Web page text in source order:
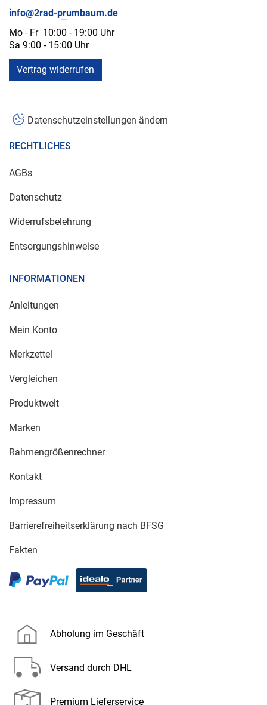
info@2rad-prumbaum.de
Mo - Fr 10:00 - 19:00 Uhr
Sa 9:00 - 15:00 Uhr
Vertrag widerrufen
Datenschutzeinstellungen ändern
RECHTLICHES
AGBs
Datenschutz
Widerrufsbelehrung
Entsorgungshinweise
INFORMATIONEN
Anleitungen
Mein Konto
Merkzettel
Vergleichen
Produktwelt
Marken
Rahmengrößenrechner
Kontakt
Impressum
Barrierefreiheitserklärung nach BFSG
Fakten
Abholung im Geschäft
Versand durch DHL
Premium Lieferservice